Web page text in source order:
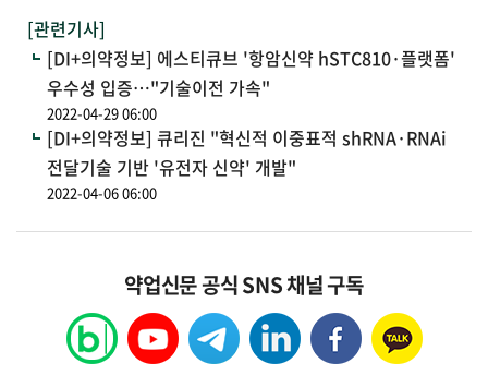
[관련기사]
[DI+의약정보] 에스티큐브 '항암신약 hSTC810·플랫폼'
우수성 입증…"기술이전 가속"
2022-04-29 06:00
[DI+의약정보] 큐리진 "혁신적 이중표적 shRNA·RNAi
전달기술 기반 '유전자 신약' 개발"
2022-04-06 06:00
약업신문 공식 SNS 채널 구독